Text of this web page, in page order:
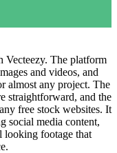
Vecteezy. The platform
and videos, and
almost any project. The
straightforward, and the
free stock websites. It
social media content,
looking footage that